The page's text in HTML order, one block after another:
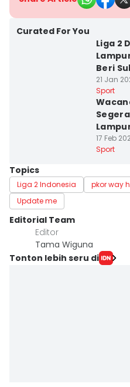
Curated For You
Liga 2
Beri
21 Jan
Sport
17 Feb
Sport
Topics
Liga 2 Indonesia pkor way
Update me
Editorial Team
Editor
Tama Wiguna
Tonton lebih seru di